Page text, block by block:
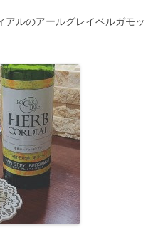
アルのアールグレイベルガモッ